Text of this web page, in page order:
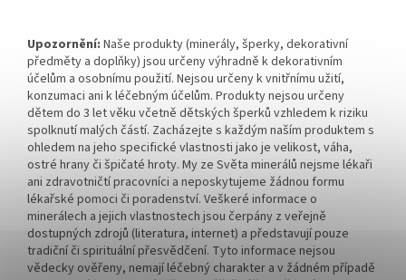
Upozornění: Naše produkty (minerály, šperky, dekorativní
předměty a doplňky) jsou určeny výhradně k dekorativním
účelům a osobnímu použití. Nejsou určeny k vnitřnímu užití,
konzumaci ani k léčebným účelům. Produkty nejsou určeny
dětem do 3 let věku včetně dětských šperků vzhledem k riziku
spolknutí malých částí. Zacházejte s každým naším produktem s
ohledem na jeho specifické vlastnosti jako je velikost, váha,
ostré hrany či špičaté hroty. My ze Světa minerálů nejsme lékaři
ani zdravotničtí pracovníci a neposkytujeme žádnou formu
lékařské pomoci či poradenství. Veškeré informace o
minerálech a jejich vlastnostech jsou čerpány z veřejně
dostupných zdrojů (literatura, internet) a představují pouze
tradiční či spirituální přesvědčení. Tyto informace nejsou
vědecky ověřeny, nemají léčebný charakter a v žádném případě